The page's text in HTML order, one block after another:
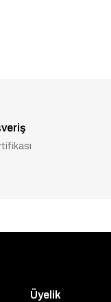
Üyelik